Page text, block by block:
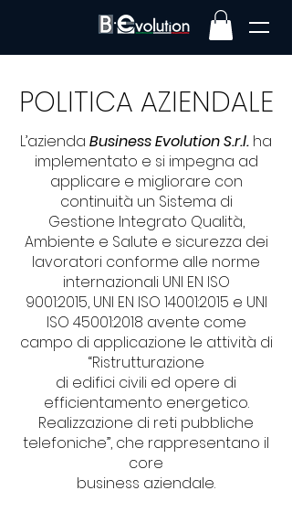
POLITICA AZIENDALE
L’azienda Business Evolution S.r.l. ha
implementato e si impegna ad
applicare e migliorare con
continuità un Sistema di
Gestione Integrato Qualità,
Ambiente e Salute e sicurezza dei
lavoratori conforme alle norme
internazionali UNI EN ISO
9001:2015, UNI EN ISO 14001:2015 e UNI
ISO 45001:2018 avente come
campo di applicazione le attività di
“Ristrutturazione
di edifici civili ed opere di
efficientamento energetico.
Realizzazione di reti pubbliche
telefoniche”, che rappresentano il
core
business aziendale.